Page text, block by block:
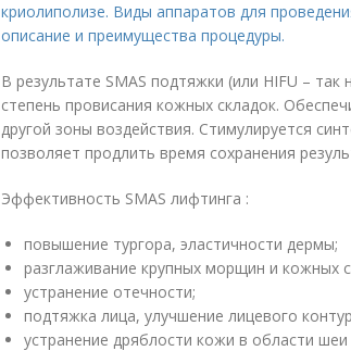
криолиполизе. Виды аппаратов для
описание и преимущества процедуры.
В результате SMAS подтяжки (или HIFU –
степень провисания кожных складок.
другой зоны воздействия. Стимулируется
позволяет продлить время сохранения
Эффективность SMAS лифтинга :
повышение тургора, эластичности дермы;
разглаживание крупных морщин и кожных
устранение отечности;
подтяжка лица, улучшение лицевого
устранение дряблости кожи в области